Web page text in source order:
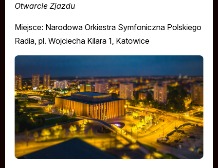
Otwarcie Zjazdu
Miejsce: Narodowa Orkiestra Symfoniczna Polskiego
Radia, pl. Wojciecha Kilara 1, Katowice